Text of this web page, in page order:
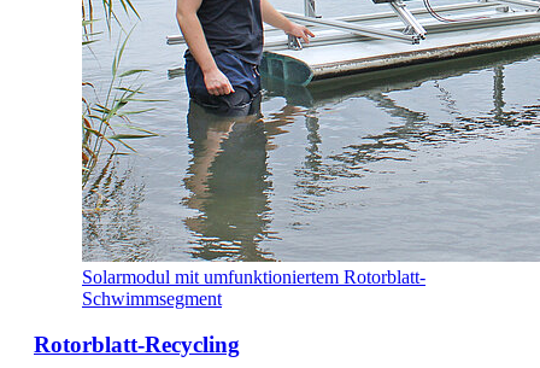
Solarmodul mit umfunktioniertem Rotorblatt-
Schwimmsegment
Rotorblatt-Recycling